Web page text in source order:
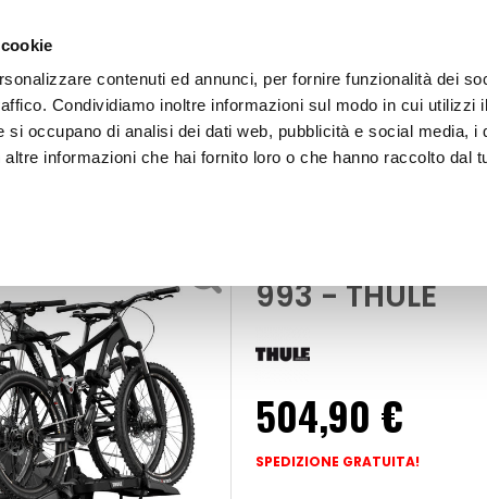
contenuti ed annunci, per fornire funzionalità dei
Condividiamo inoltre informazioni sul modo in cui utilizzi
si occupano di analisi dei dati web, pubblicità e social media, i
informazioni che hai fornito loro o che hanno raccolto dal
993 - THULE
504,90 €
SPEDIZIONE GRATUITA!